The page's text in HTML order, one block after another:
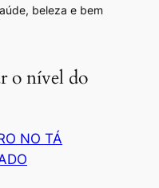
beleza e bem
o nível do
NO TÁ